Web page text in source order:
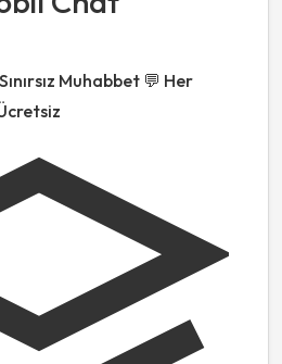
Muhabbet 💬 Her